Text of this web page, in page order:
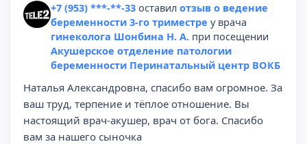
+7 (953) ***-**-33 оставил отзыв о ведение
беременности 3-го триместре у врача
гинеколога Шонбина Н. А. при посещении
Акушерское отделение патологии
беременности Перинатальный центр ВОКБ
Наталья Александровна, спасибо вам огромное. За
ваш труд, терпение и тёплое отношение. Вы
настоящий врач-акушер, врач от бога. Спасибо
вам за нашего сыночка